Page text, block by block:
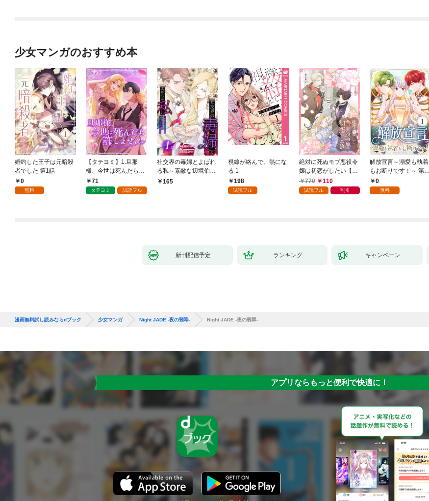
少女マンガのおすすめ本
婚約した王子は元暗殺
者でした 第1話
0
無料
【タテヨミ】1.旦那
様、今世は死んだら許
しません
71
タテヨミ 試読フル
社交界の毒婦とよばれ
る私～素敵な辺境伯令
息に腕を折られたの
165
視線が絡んで、熱にな
る 1
198
試読フル
絶対に死ぬモブ悪役令
嬢は初恋がしたい【単
行本版】 1巻
770 110
試読フル 割引
解放宣言～溺愛も執着
もお断りです！～ 第1
話0
無料
新刊配信予定 ランキング キャンペーン
漫画無料試し読みならdブック 少女マンガ Night JADE -夜の翡翠- Night JADE -夜の翡翠-
アプリならもっと便利で快適に！